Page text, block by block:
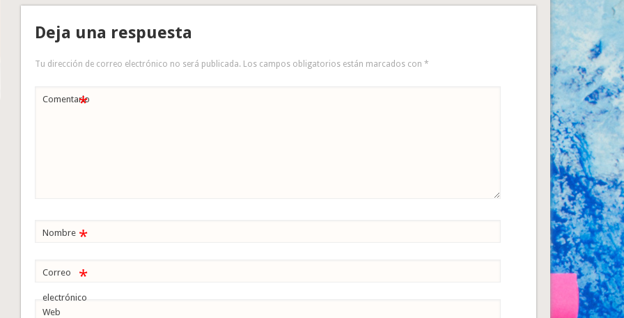
Deja una respuesta
Tu dirección de correo electrónico no será publicada. Los campos obligatorios están marcados con*
Comentario
*
Nombre *
Correo
electrónico
*
Web